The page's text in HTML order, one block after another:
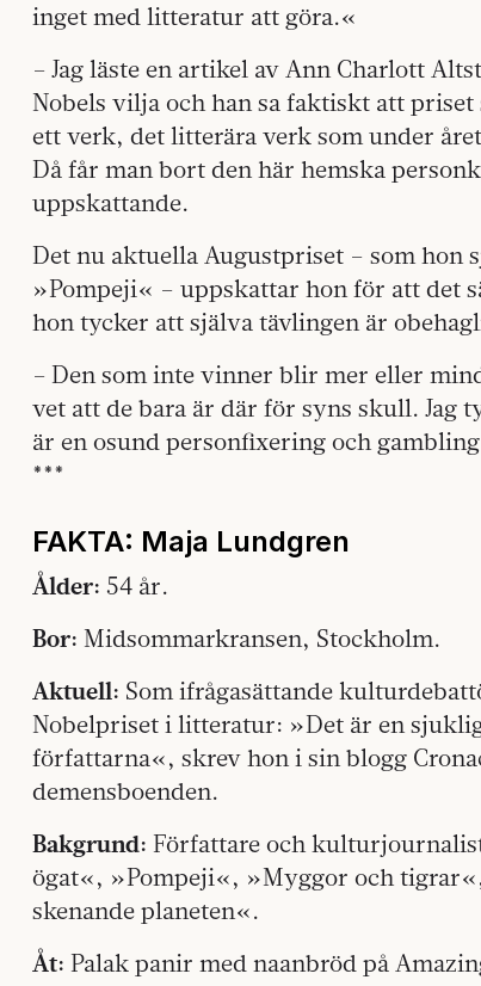
inget med litteratur att göra.«
– Jag läste en artikel av Ann Charlott
Nobels vilja och han sa faktiskt att
ett verk, det litterära verk som under
Då får man bort den här hemska
uppskattande.
Det nu aktuella Augustpriset – som hon
»Pompeji« – uppskattar hon för att det
hon tycker att själva tävlingen är
– Den som inte vinner blir mer eller
vet att de bara är där för syns skull. Jag
är en osund personfixering och
***
FAKTA: Maja Lundgren
Ålder: 54 år.
Bor: Midsommarkransen, Stockholm.
Aktuell: Som ifrågasättande
Nobelpriset i litteratur: »Det är en
författarna«, skrev hon i sin blogg
demensboenden.
Bakgrund: Författare och
ögat«, »Pompeji«, »Myggor och
skenande planeten«.
Åt: Palak panir med naanbröd på